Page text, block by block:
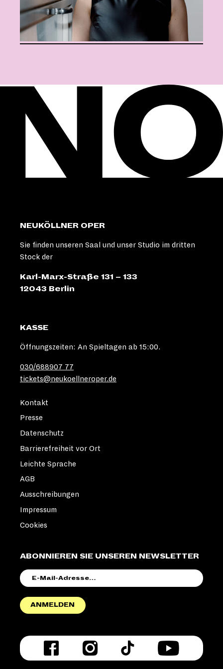
NEUKÖLLNER OPER
Sie finden unseren Saal und unser Studio im dritten
Stock der
Karl-Marx-Straße 131 – 133
12043 Berlin
KASSE
Öffnungszeiten: An Spieltagen ab 15:00.
030/688907 77
tickets@neukoellneroper.de
ABONNIEREN SIE UNSEREN NEWSLETTER
MAIL-
ANMELDEN
Kontakt
Presse
Datenschutz
Barrierefreiheit vor Ort
Leichte Sprache
AGB
Ausschreibungen
Impressum
Cookies